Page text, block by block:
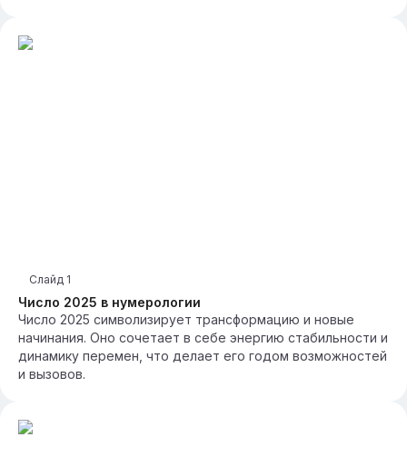
Число 2025 в нумерологии
Слайд 1
Число 2025 символизирует трансформацию и новые
начинания. Оно сочетает в себе энергию стабильности и
динамику перемен, что делает его годом возможностей
и вызовов.